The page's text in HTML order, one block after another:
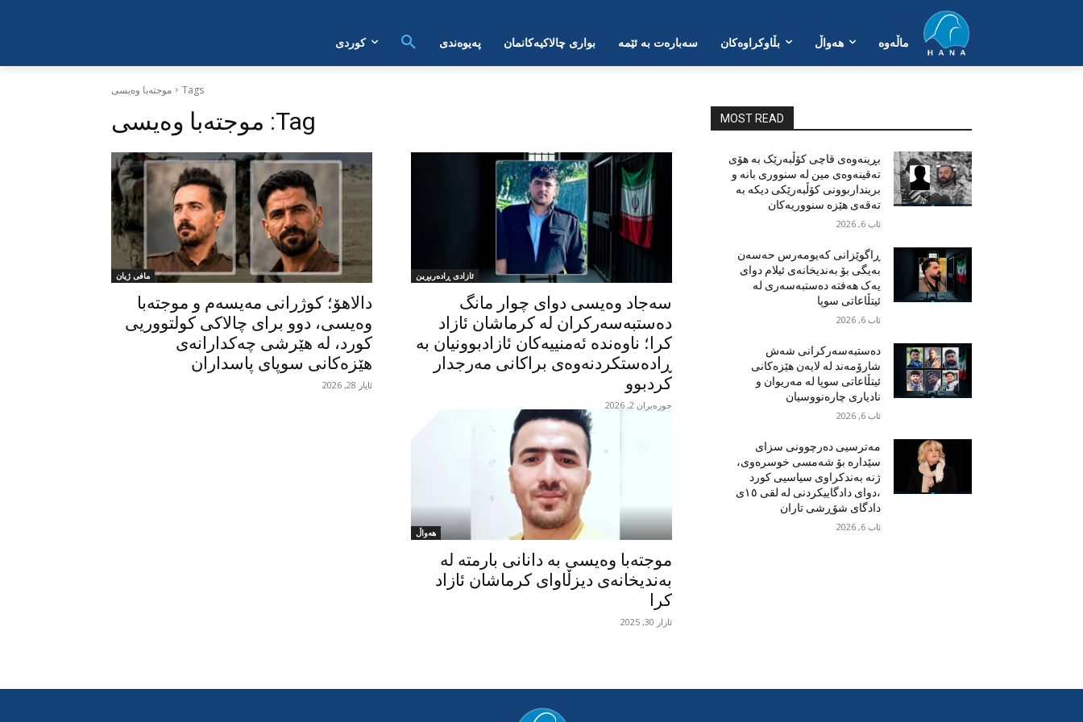
ماڵەوە هەواڵ بڵاوکراوەکان سەبارەت بە ئێمە بواری چالاکیەکانمان پەیوەندی کوردی
Tags موجتەبا وەیسی
Tag: موجتەبا وەیسی
ئازادی ڕادەربڕین
سەجاد وەیسی دوای چوار مانگ
دەستبەسەرکران له کرماشان ئازاد
کرا؛ ناوەندە ئەمنییەکان ئازادبوونیان بە
ڕادەستکردنەوەی براکانی مەرجدار
کردبوو
حوزه‌یران 2, 2026
مافی ژیان
دالاهۆ؛ کوژرانی مەیسەم و موجتەبا
وەیسی، دوو برای چالاکی کولتووریی
کورد، لە هێرشی چەکدارانەی
هێزەکانی سوپای پاسداران
ئایار 28, 2026
هەواڵ
موجتەبا وەیسی بە دانانی بارمتە لە
بەندیخانەی دیزڵاوای کرماشان ئازاد
کرا
ئازار 30, 2025
MOST READ
بڕینەوەی قاچی کۆڵبەرێک بە هۆی
تەقینەوەی مین لە سنووری بانە و
برینداربوونی کۆڵبەرێکی دیکە بە
تەقەی هێزە سنووریەکان
ئاب 6, 2026
ڕاگوێزانی کەیومەرس حەسەن
بەیگی بۆ بەندیخانەی ئیلام دوای
یەک هەفتە دەستبەسەری لە
ئیتڵاعاتی سوپا
ئاب 6, 2026
دەستبەسەرکرانی شەش
شارۆمەند لە لایەن هێزەکانی
ئیتڵاعاتی سوپا لە مەریوان و
نادیاری چارەنووسیان
ئاب 6, 2026
مەترسیی دەرچوونی سزای
سێدارە بۆ شەمسی خوسرەوی،
ژنە بەندکراوی سیاسیی کورد
،دوای دادگاییکردنی لە لقی ١٥ی
دادگای شۆڕشی تاران
ئاب 6, 2026